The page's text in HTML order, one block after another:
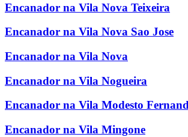
Encanador na Vila Nova Teixeira
Encanador na Vila Nova Sao Jose
Encanador na Vila Nova
Encanador na Vila Nogueira
Encanador na Vila Modesto
Encanador na Vila Mingone